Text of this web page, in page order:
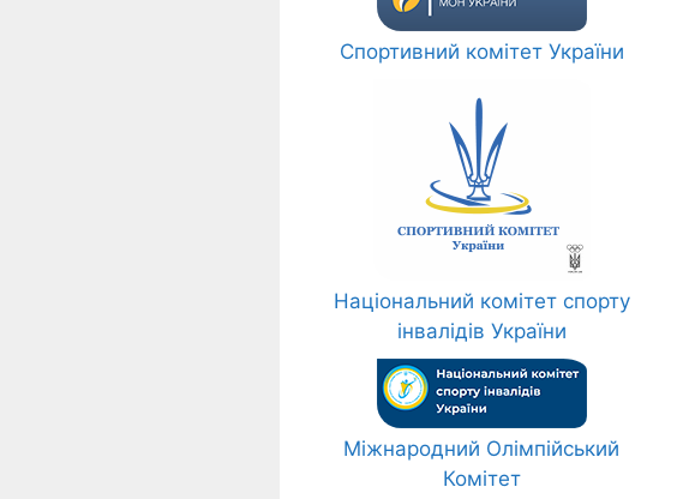
Спортивний комітет України
Національний комітет спорту
інвалідів України
Міжнародний Олімпійський
Комітет